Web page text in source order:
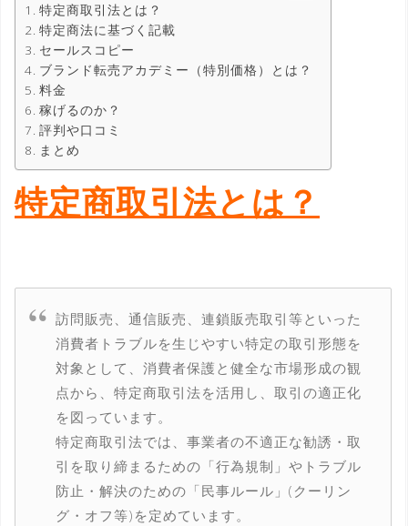
特定商取引法とは？
特定商法に基づく記載
セールスコピー
ブランド転売アカデミー（特別価格）とは？
料金
稼げるのか？
評判や口コミ
まとめ
特定商取引法とは？
訪問販売、通信販売、連鎖販売取引等といった
消費者トラブルを生じやすい特定の取引形態を
対象として、消費者保護と健全な市場形成の観
点から、特定商取引法を活用し、取引の適正化
を図っています。
特定商取引法では、事業者の不適正な勧誘・取
引を取り締まるための「行為規制」やトラブル
防止・解決のための「民事ルール」(クーリン
グ・オフ等)を定めています。